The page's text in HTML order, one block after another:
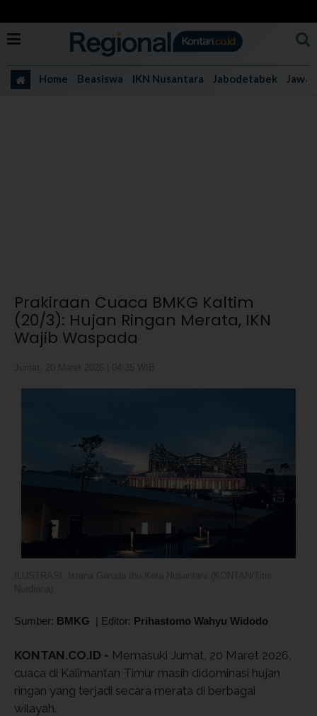
Home Beasiswa IKN Nusantara Jabodetabek Jawa
Prakiraan Cuaca BMKG Kaltim
(20/3): Hujan Ringan Merata, IKN
Wajib Waspada
Sumber: BMKG | Editor: Prihastomo Wahyu Widodo
KONTAN.CO.ID - Memasuki Jumat, 20 Maret 2026,
cuaca di Kalimantan Timur masih didominasi hujan
ringan yang terjadi secara merata di berbagai
wilayah.